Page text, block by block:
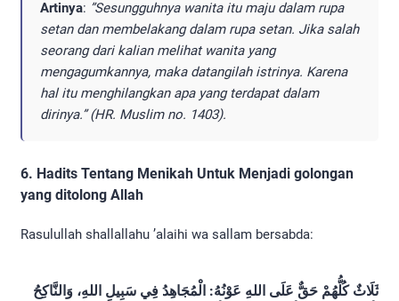
Artinya: ”Sesungguhnya wanita itu maju dalam rupa
setan dan membelakang dalam rupa setan. Jika salah
seorang dari kalian melihat wanita yang
mengagumkannya, maka datangilah istrinya. Karena
hal itu menghilangkan apa yang terdapat dalam
dirinya.” (HR. Muslim no. 1403).
6. Hadits Tentang Menikah Untuk Menjadi golongan
yang ditolong Allah
Rasulullah shallallahu ’alaihi wa sallam bersabda:
ثَلَاثٌ كُلُّهُمْ حَقٌّ عَلَى اللهِ عَوْنُهُ: الْمُجَاهِدُ فِي سَبِيلِ اللهِ، وَالنَّاكِحُ